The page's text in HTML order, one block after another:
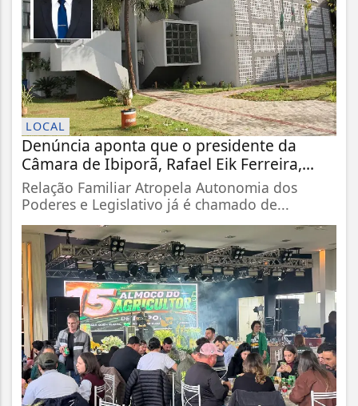
LOCAL
Denúncia aponta que o presidente da
Câmara de Ibiporã, Rafael Eik Ferreira,...
Relação Familiar Atropela Autonomia dos
Poderes e Legislativo já é chamado de...